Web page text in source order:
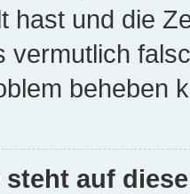
hast und die
vermutlich
beheben
steht auf